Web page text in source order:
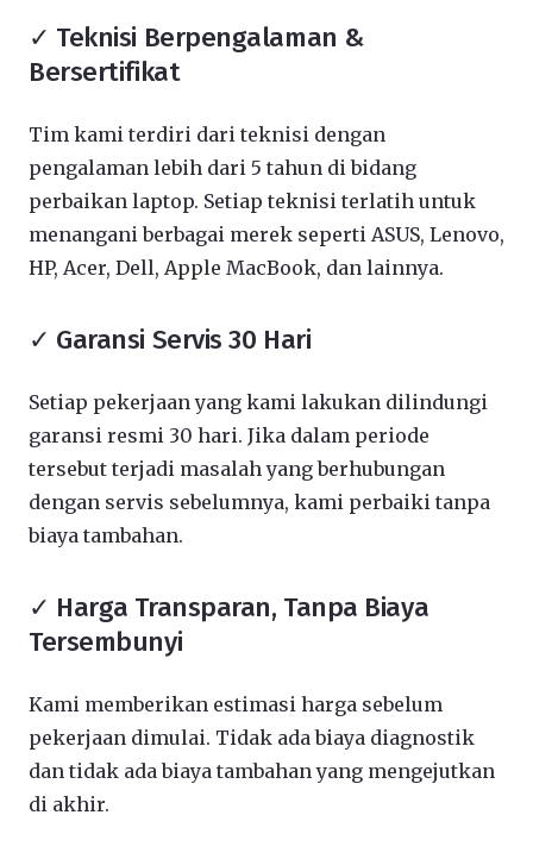
✓ Teknisi Berpengalaman &
Bersertifikat
Tim kami terdiri dari teknisi dengan
pengalaman lebih dari 5 tahun di bidang
perbaikan laptop. Setiap teknisi terlatih untuk
menangani berbagai merek seperti ASUS, Lenovo,
HP, Acer, Dell, Apple MacBook, dan lainnya.
✓ Garansi Servis 30 Hari
Setiap pekerjaan yang kami lakukan dilindungi
garansi resmi 30 hari. Jika dalam periode
tersebut terjadi masalah yang berhubungan
dengan servis sebelumnya, kami perbaiki tanpa
biaya tambahan.
✓ Harga Transparan, Tanpa Biaya
Tersembunyi
Kami memberikan estimasi harga sebelum
pekerjaan dimulai. Tidak ada biaya diagnostik
dan tidak ada biaya tambahan yang mengejutkan
di akhir.